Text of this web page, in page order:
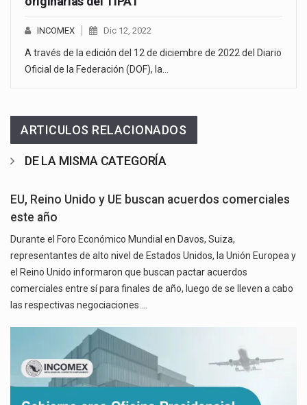
INCOMEX Dic 12, 2022
A través de la edición del 12 de diciembre de 2022 del Diario
Oficial de la Federación (DOF), la…
ARTICULOS RELACIONADOS
DE LA MISMA CATEGORÍA
EU, Reino Unido y UE buscan acuerdos comerciales
este año
Durante el Foro Económico Mundial en Davos, Suiza,
representantes de alto nivel de Estados Unidos, la Unión Europea y
el Reino Unido informaron que buscan pactar acuerdos
comerciales entre sí para finales de año, luego de se lleven a cabo
las respectivas negociaciones.…